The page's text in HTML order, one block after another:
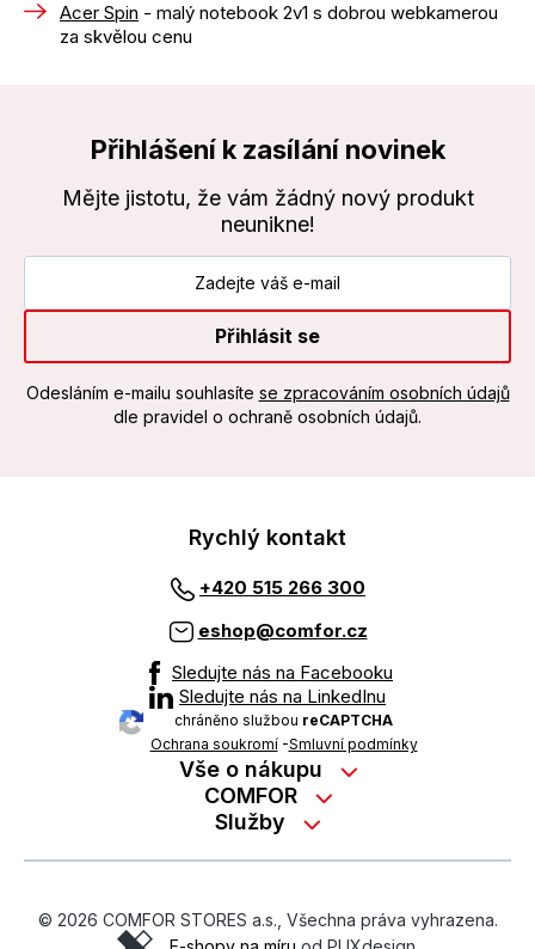
Acer Spin - malý notebook 2v1 s dobrou webkamerou
za skvělou cenu
Přihlášení k zasílání novinek
Mějte jistotu, že vám žádný nový produkt
neunikne!
Přihlásit se
Odesláním e-mailu souhlasíte se zpracováním osobních údajů
dle pravidel o ochraně osobních údajů.
Rychlý kontakt
+420 515 266 300
eshop@comfor.cz
Sledujte nás na Facebooku
Sledujte nás na LinkedInu
chráněno službou reCAPTCHA
Ochrana soukromí-Smluvní podmínky
Vše o nákupu
Nákup na splátky
Možnosti platby
Obchodní podmínky
COMFOR
Kontakty
Kariéra
Služby
On-line podpora
© 2026 COMFOR STORES a.s., Všechna práva vyhrazena.